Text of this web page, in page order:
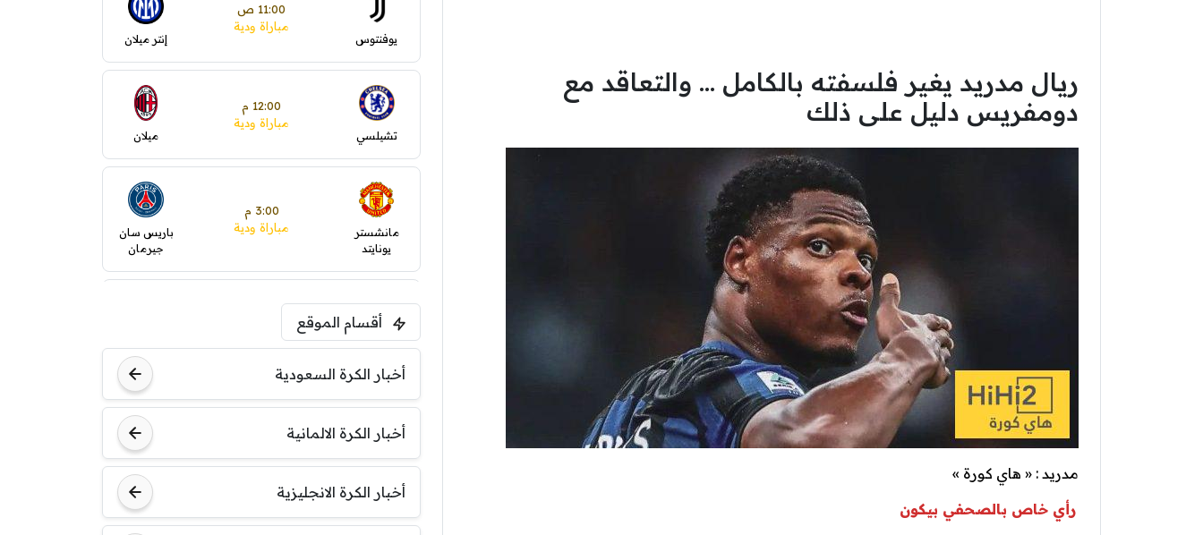
ريال مدريد يغير فلسفته بالكامل … والتعاقد مع
دومفريس دليل على ذلك
مدريد : « هاي كورة »
رأي خاص بالصحفي بيكون
يوفنتوس
11:00 ص
مباراة ودية
إنتر ميلان
تشيلسي
12:00 م
مباراة ودية
ميلان
مانشستر
يونايتد
3:00 م
مباراة ودية
باريس سان
جيرمان
فرينتسفاروشي ريال مدريد
مباراة ودية
نوتنغهام
فورست
8:00 م
أقسام الموقع
أخبار الكرة السعودية
أخبار الكرة الالمانية
أخبار الكرة الانجليزية